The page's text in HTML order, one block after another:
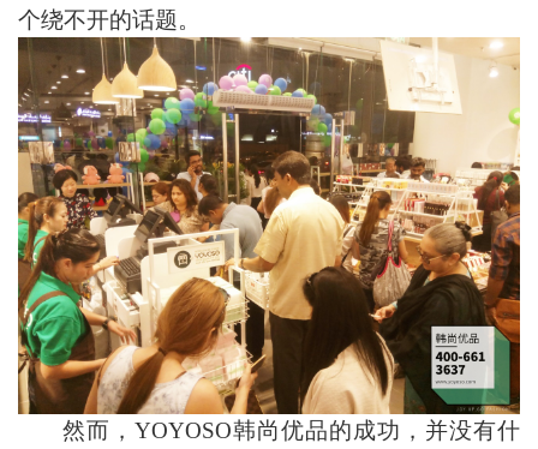
个绕不开的话题。
然而， YOYOSO韩尚优品的成功，并没有什